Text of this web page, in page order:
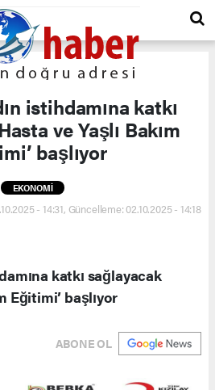
istihdamına katkı
ve Yaşlı Bakım
başlıyor
EKONOMİ
- 14:31, Güncelleme: 02.10.2025 - 14:18
katkı sağlayacak
Eğitimi’ başlıyor
ABONE OL